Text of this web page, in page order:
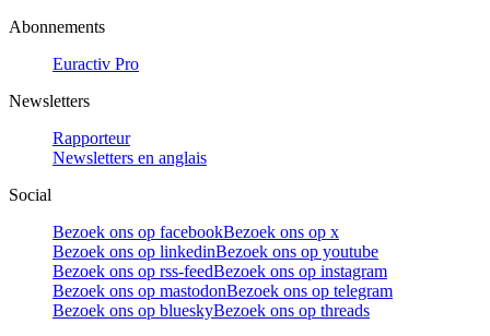
Abonnements
Euractiv Pro
Newsletters
Rapporteur
Newsletters en anglais
Social
Bezoek ons op facebookBezoek ons op x
Bezoek ons op linkedinBezoek ons op youtube
Bezoek ons op rss-feedBezoek ons op instagram
Bezoek ons op mastodonBezoek ons op telegram
Bezoek ons op blueskyBezoek ons op threads